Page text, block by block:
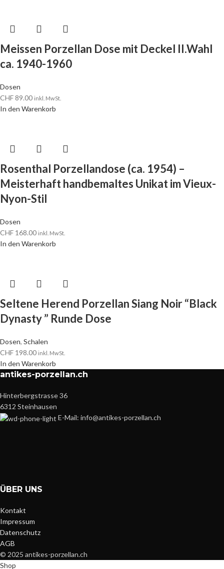
Meissen Porzellan Dose mit Deckel II.Wahl
ca. 1940-1960
Dosen
CHF89.00 inkl. MwSt.
In den Warenkorb
Rosenthal Porzellandose (ca. 1954) –
Meisterhaft handbemaltes Unikat im Vieux-
Nyon-Stil
Dosen
CHF 168.00 inkl. MwSt.
In den Warenkorb
Seltene Herend Porzellan Siang Noir “Black
Dynasty ” Runde Dose
Dosen, Schalen
CHF 198.00 inkl. MwSt.
In den Warenkorb
antikes-porzellan.ch
Hinterbergstrasse 36
6312 Steinhausen
E-Mail: info@antikes-porzellan.ch
ÜBER UNS
Kontakt
Impressum
Datenschutz
AGB
© 2025 antikes-porzellan.ch
Shop